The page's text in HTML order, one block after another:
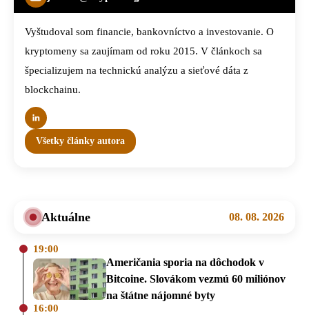
Vyštudoval som financie, bankovníctvo a investovanie. O
kryptomeny sa zaujímam od roku 2015. V článkoch sa
špecializujem na technickú analýzu a sieťové dáta z
blockchainu.
Všetky články autora
Aktuálne 08. 08. 2026
19:00
Američania sporia na dôchodok v
Bitcoine. Slovákom vezmú 60 miliónov
na štátne nájomné byty
16:00